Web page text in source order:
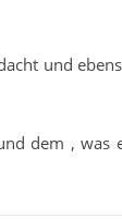
und
dem , was